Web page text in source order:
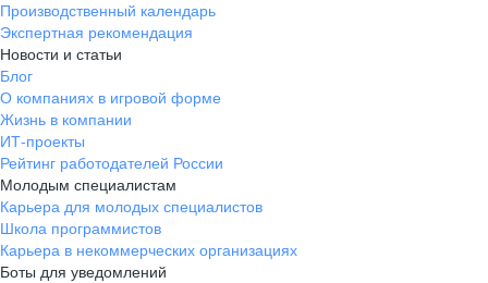
Производственный календарь
Экспертная рекомендация
Новости и статьи
Блог
О компаниях в игровой форме
Жизнь в компании
ИТ-проекты
Рейтинг работодателей России
Молодым специалистам
Карьера для молодых специалистов
Школа программистов
Карьера в некоммерческих организациях
Боты для уведомлений